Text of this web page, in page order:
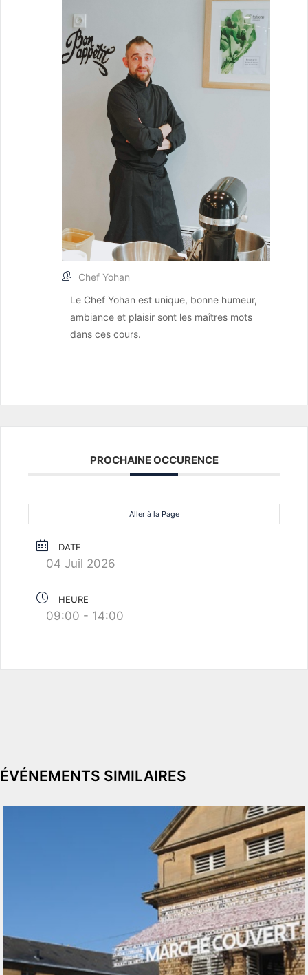
Chef Yohan
Le Chef Yohan est unique, bonne humeur,
ambiance et plaisir sont les maîtres mots
dans ces cours.
PROCHAINE OCCURENCE
Aller à la Page
DATE
04 Juil 2026
HEURE
09:00 - 14:00
ÉVÉNEMENTS SIMILAIRES